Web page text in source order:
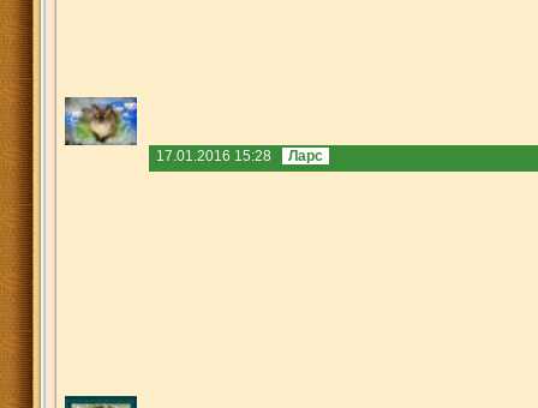
17.01.2016 15:28 Ларс